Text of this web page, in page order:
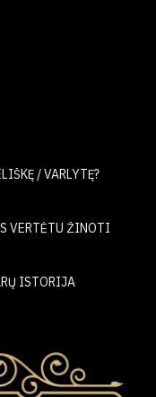
/ VARLYTĘ?
VERTĖTU ŽINOTI
ISTORIJA